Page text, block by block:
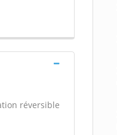
réversible